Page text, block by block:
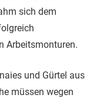
sich dem
Arbeitsmonturen.
und Gürtel aus
müssen wegen